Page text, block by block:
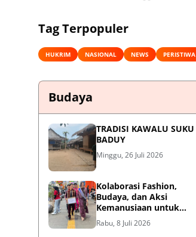
Tag Terpopuler
HUKRIM NASIONAL NEWS PERISTIWA
Budaya
TRADISI KAWALU SUKU
BADUY
Minggu, 26 Juli 2026
Kolaborasi Fashion,
Budaya, dan Aksi
Kemanusiaan untuk
Pasien Kanker Dhuafa
Rabu, 8 Juli 2026